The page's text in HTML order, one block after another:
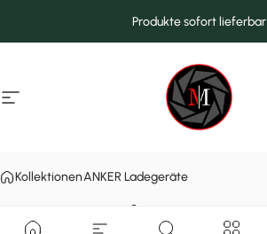
Produkte sofort lieferbar
Seitennavigation MarcMax Shop
KollektionenANKER Ladegeräte
ANKER Ladegeräte